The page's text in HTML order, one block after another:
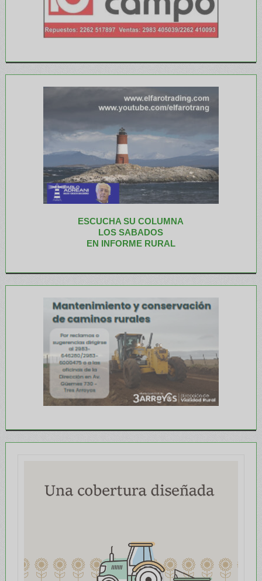
ESCUCHA SU COLUMNA
LOS SABADOS
EN INFORME RURAL